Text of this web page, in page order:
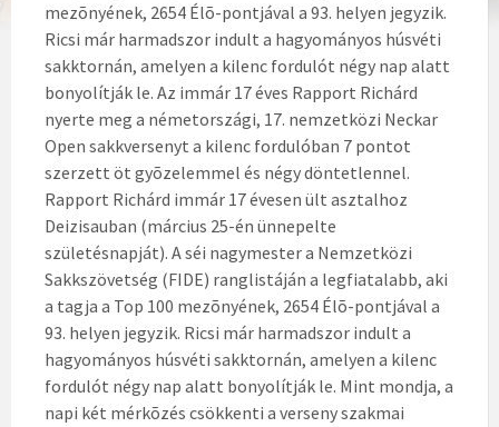
mezõnyének, 2654 Élõ-pontjával a 93. helyen jegyzik.
Ricsi már harmadszor indult a hagyományos húsvéti
sakktornán, amelyen a kilenc fordulót négy nap alatt
bonyolítják le. Az immár 17 éves Rapport Richárd
nyerte meg a németországi, 17. nemzetközi Neckar
Open sakkversenyt a kilenc fordulóban 7 pontot
szerzett öt gyõzelemmel és négy döntetlennel.
Rapport Richárd immár 17 évesen ült asztalhoz
Deizisauban (március 25-én ünnepelte
születésnapját). A séi nagymester a Nemzetközi
Sakkszövetség (FIDE) ranglistáján a legfiatalabb, aki
a tagja a Top 100 mezõnyének, 2654 Élõ-pontjával a
93. helyen jegyzik. Ricsi már harmadszor indult a
hagyományos húsvéti sakktornán, amelyen a kilenc
fordulót négy nap alatt bonyolítják le. Mint mondja, a
napi két mérkõzés csökkenti a verseny szakmai